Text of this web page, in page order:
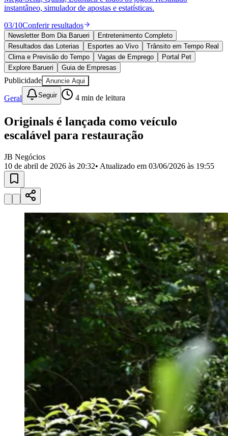
Política
Esportes
Saúde
Segurança
Cultura
Meio Ambiente
Obras
Educação
Bairros de Barueri
Selecione sua regiãoPara notícias da sua região
JubranBelval
VistaCalifórniaCarapicuíbaCentroChácaras MarcoCidades da
Região
Militar
Califórnia Jardim dos Altos
Esperança Jardim Graziela
Jardim ParaísoJardim PaulistaJardim Reginalice
Jardim São
Jardim São Pedro Jardim São SilvestreJardim Silveira
Jardim
Jardim TupanciMutinga Nova AldeinhaOsasco Parque dos
CamargosParque ImperialParque Santa LuziaParque VianaPirapora
do Bom Jesus
Recanto PhrynéaSantana de
Parnaíba
SilveiraTamboré Vale do Sol Vila Barros Vila Boa Vista Vila
do Conde Vila Engenho NovoVila MárciaVila Nossa Sra. da
Vila Porto
Votupoca
Para Sua Empresa
Anuncie no Portal
Guia de Empresas
Divulgar Vagas
Novo
Publicidade Legal
Negócios Regionais
Turismo
Segurança Regional
Hospitais Estaduais
Parques & Represas
Cidades da Região
Santana de ParnaíbaOsascoCarapicuíbaJandiraItapevi CotiaPirapora
do Bom JesusAraçariguamaCajamarCaieirasFranco da
instantâneo, simulador de apostas e estatísticas.
03/10Conferir resultados
Newsletter Bom Dia Barueri
Entretenimento Completo
Resultados das Loterias
Esportes ao Vivo
Trânsito em Tempo Real
Clima e Previsão do Tempo
Vagas de Emprego
Portal Pet
Explore Barueri
Guia de Empresas
Publicidade Anuncie Aqui
Geral Seguir 4 min de leitura
Originals é lançada como veículo
escalável para restauração
JB Negócios
10 de abril de 2026 às 20:32• Atualizado em 03/06/2026 às 19:55